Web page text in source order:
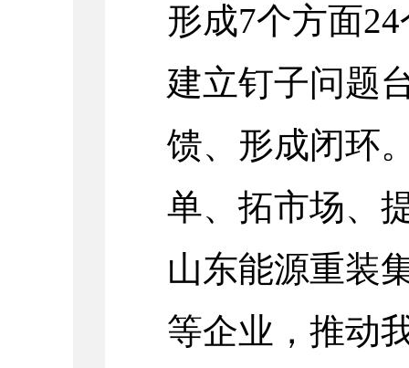
形成7个方面
建立钉子问题
馈、形成闭环
单、拓市场、
山东能源重装
等企业，推动